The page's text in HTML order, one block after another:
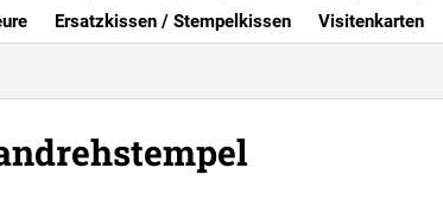
Ersatzkissen / Stempelkissen Visitenkarten